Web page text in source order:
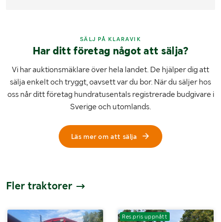
SÄLJ PÅ KLARAVIK
Har ditt företag något att sälja?
Vi har auktionsmäklare över hela landet. De hjälper dig att
sälja enkelt och tryggt, oavsett var du bor. När du säljer hos
oss når ditt företag hundratusentals registrerade budgivare i
Sverige och utomlands.
Läs mer om att sälja
Fler traktorer
Res.pris uppnått